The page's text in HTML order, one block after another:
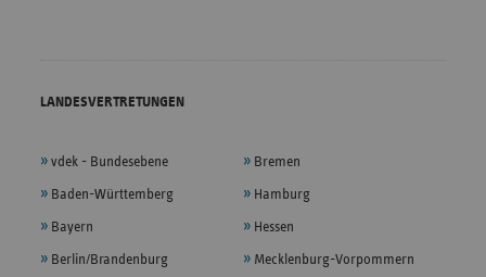
LANDESVERTRETUNGEN
vdek - Bundesebene
Baden-Württemberg
Bayern
Berlin/Brandenburg
Bremen
Hamburg
Hessen
Mecklenburg-Vorpommern